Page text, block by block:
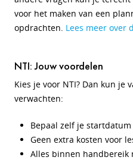
voor het maken van een
opdrachten. Lees meer over
NTI: Jouw voordelen
Kies je voor NTI? Dan kun je
verwachten:
Bepaal zelf je
Geen extra kosten voor
Alles binnen handbereik